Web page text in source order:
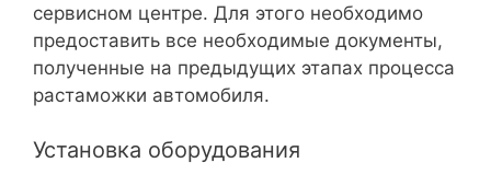
сервисном центре. Для этого необходимо
предоставить все необходимые документы,
полученные на предыдущих этапах процесса
растаможки автомобиля.
Установка оборудования